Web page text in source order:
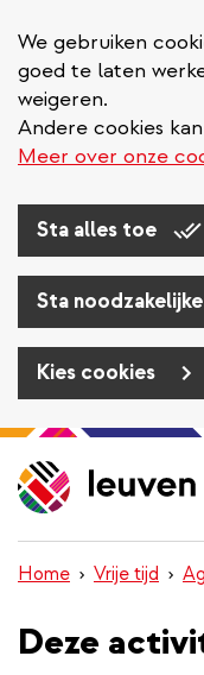
We gebruiken
goed te laten
weigeren.
Andere cookies
Meer over onze
Sta alles toe
Sta
Kies cookies
Overslaan
en
naar
inhoud
gaan
Home Vrije tijd
Deze